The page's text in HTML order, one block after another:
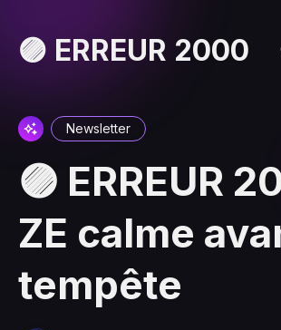
🟣 ERREUR 2000
Newsletter
🟣 ERREUR
ZE calme
tempête